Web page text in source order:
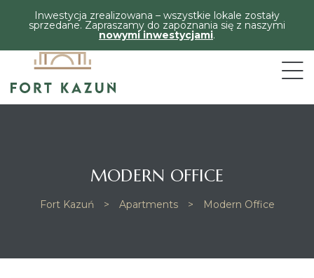
Inwestycja zrealizowana – wszystkie lokale zostały
sprzedane. Zapraszamy do zapoznania się z naszymi
nowymi inwestycjami.
MODERN OFFICE
Fort Kazuń > Apartments > Modern Office